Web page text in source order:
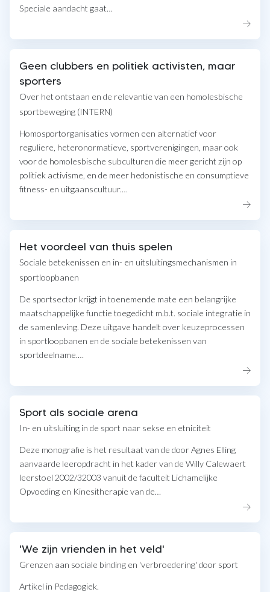
Speciale aandacht gaat…
Geen clubbers en politiek activisten, maar
sporters
Over het ontstaan en de relevantie van een homolesbische
sportbeweging (INTERN)
Homosportorganisaties vormen een alternatief voor
reguliere, heteronormatieve, sportverenigingen, maar ook
voor de homolesbische subculturen die meer gericht zijn op
politiek activisme, en de meer hedonistische en consumptieve
fitness- en uitgaanscultuur.…
Het voordeel van thuis spelen
Sociale betekenissen en in- en uitsluitingsmechanismen in
sportloopbanen
De sportsector krijgt in toenemende mate een belangrijke
maatschappelijke functie toegedicht m.b.t. sociale integratie in
de samenleving. Deze uitgave handelt over keuzeprocessen
in sportloopbanen en de sociale betekenissen van
sportdeelname.…
Sport als sociale arena
In- en uitsluiting in de sport naar sekse en etniciteit
Deze monografie is het resultaat van de door Agnes Elling
aanvaarde leeropdracht in het kader van de Willy Calewaert
leerstoel 2002/32003 vanuit de faculteit Lichamelijke
Opvoeding en Kinesitherapie van de…
'We zijn vrienden in het veld'
Grenzen aan sociale binding en 'verbroedering' door sport
Artikel in Pedagogiek.